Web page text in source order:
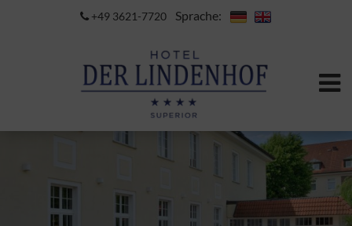
+49 3621-7720 Sprache: